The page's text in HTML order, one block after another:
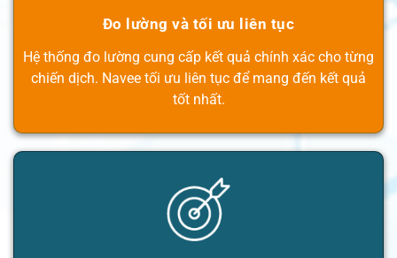
Đo lường và tối ưu liên tục
Hệ thống đo lường cung cấp kết quả chính xác cho từng
chiến dịch. Navee tối ưu liên tục để mang đến kết quả
tốt nhất.